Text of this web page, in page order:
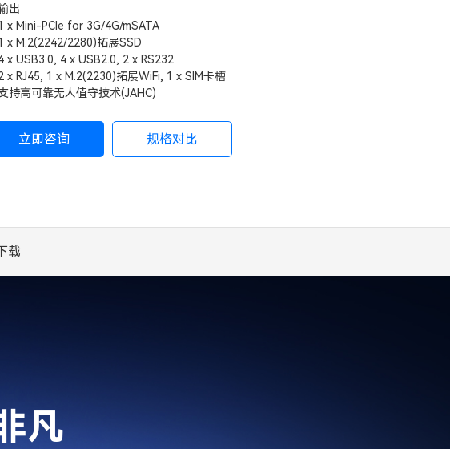
出
x Mini-PCIe for 3G/4G/mSATA
x M.2(2242/2280)拓展SSD
x USB3.0, 4 x USB2.0, 2 x RS232
x RJ45, 1 x M.2(2230)拓展WiFi, 1 x SIM卡槽
持高可靠无人值守技术(JAHC)
立即咨询 规格对比
载
凡